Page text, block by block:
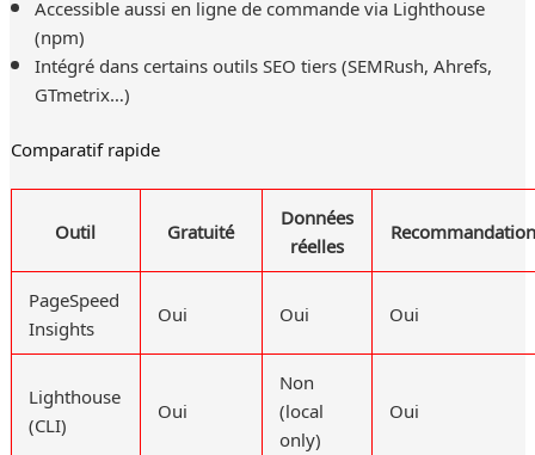
Accessible aussi en ligne de commande via Lighthouse
(npm)
Intégré dans certains outils SEO tiers (SEMRush, Ahrefs,
GTmetrix…)
Comparatif rapide
Outil Gratuité
Données
réelles
PageSpeed
Insights
Oui Oui Oui
Lighthouse
(CLI)
Oui
Non
(local
only)
Oui